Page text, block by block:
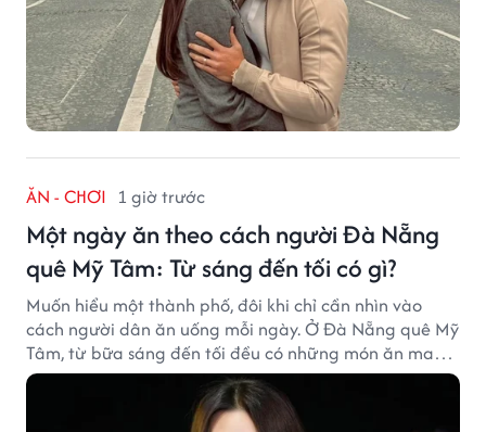
ĂN - CHƠI 1 giờ trước
Một ngày ăn theo cách người Đà Nẵng
quê Mỹ Tâm: Từ sáng đến tối có gì?
Muốn hiểu một thành phố, đôi khi chỉ cần nhìn vào
cách người dân ăn uống mỗi ngày. Ở Đà Nẵng quê Mỹ
Tâm, từ bữa sáng đến tối đều có những món ăn mang
đậm dấu ấn miền Trung.